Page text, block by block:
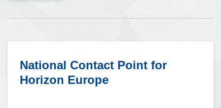
National Contact Point for
Horizon Europe